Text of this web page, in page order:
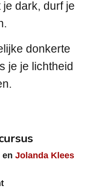
dark, durf je
donkerte
je je lichtheid
en Jolanda Klees